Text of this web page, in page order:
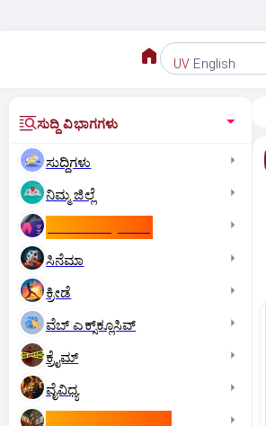
UV English
ಸುದ್ದಿ ವಿಭಾಗಗಳು
ಸುದ್ದಿಗಳು
ನಿಮ್ಮ ಜಿಲ್ಲೆ
ಸಿನೆಮಾ
ಕ್ರೀಡೆ
ವೆಬ್ ಎಕ್ಸ್‌ಕ್ಲೂಸಿವ್
ಕ್ರೈಮ್
ವೈವಿಧ್ಯ